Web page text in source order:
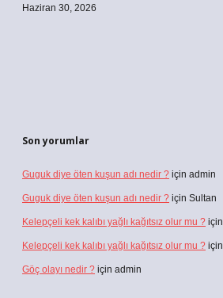
Haziran 30, 2026
Son yorumlar
Guguk diye öten kuşun adı nedir ? için admin
Guguk diye öten kuşun adı nedir ? için Sultan
Kelepçeli kek kalıbı yağlı kağıtsız olur mu ? için
Kelepçeli kek kalıbı yağlı kağıtsız olur mu ? için
Göç olayı nedir ? için admin